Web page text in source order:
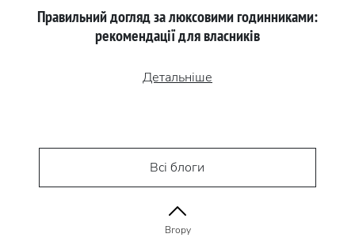
Правильний догляд за люксовими годинниками:
рекомендації для власників
Детальніше
Всі блоги
Вгору